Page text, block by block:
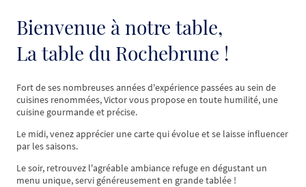
Bienvenue à notre table,
La table du Rochebrune !
Fort de ses nombreuses années d'expérience passées au sein de
cuisines renommées, Victor vous propose en toute humilité, une
cuisine gourmande et précise.
Le midi, venez apprécier une carte qui évolue et se laisse influencer
par les saisons.
Le soir, retrouvez l'agréable ambiance refuge en dégustant un
menu unique, servi généreusement en grande tablée !